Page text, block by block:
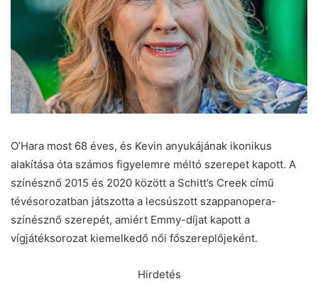
O’Hara most 68 éves, és Kevin anyukájának ikonikus
alakítása óta számos figyelemre méltó szerepet kapott. A
színésznő 2015 és 2020 között a Schitt’s Creek című
tévésorozatban játszotta a lecsúszott szappanopera-
színésznő szerepét, amiért Emmy-díjat kapott a
vígjátéksorozat kiemelkedő női főszereplőjeként.
Hirdetés